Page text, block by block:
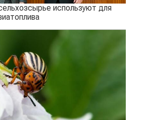
используют для